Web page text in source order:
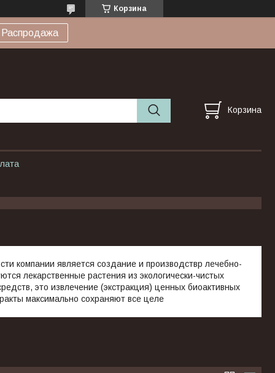
Корзина
Распродажа
Корзина
компании является создание и производствр лечебно-
лекарственные растения из экологически-чистых
это извлечение (экстракция) ценных биоактивных
максимально сохраняют все целе